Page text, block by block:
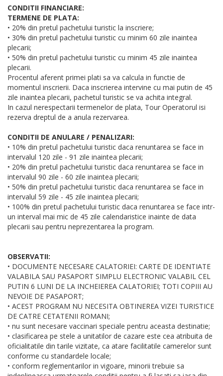
CONDITII FINANCIARE:
TERMENE DE PLATA:
• 20% din pretul pachetului turistic la inscriere;
• 30% din pretul pachetului turistic cu minim 60 zile inaintea
plecarii;
• 50% din pretul pachetului turistic cu minim 45 zile inaintea
plecarii.
Procentul aferent primei plati sa va calcula in functie de
momentul inscrierii. Daca inscrierea intervine cu mai putin de 45
zile inaintea plecarii, pachetul turistic se va achita integral.
In cazul nerespectarii termenelor de plata, Tour Operatorul isi
rezerva dreptul de a anula rezervarea.
CONDITII DE ANULARE / PENALIZARI:
• 10% din pretul pachetului turistic daca renuntarea se face in
intervalul 120 zile - 91 zile inaintea plecarii;
• 20% din pretul pachetului turistic daca renuntarea se face in
intervalul 90 zile - 60 zile inaintea plecarii;
• 50% din pretul pachetului turistic daca renuntarea se face in
intervalul 59 zile - 45 zile inaintea plecarii;
• 100% din pretul pachetului turistic daca renuntarea se face intr-
un interval mai mic de 45 zile calendaristice inainte de data
plecarii sau pentru neprezentarea la program.
OBSERVATII:
• DOCUMENTE NECESARE CALATORIEI: CARTE DE IDENTIATE
VALABILA SAU PASAPORT SIMPLU ELECTRONIC VALABIL CEL
PUTIN 6 LUNI DE LA INCHEIEREA CALATORIEI; TOTI COPIII AU
NEVOIE DE PASAPORT;
• ACEST PROGRAM NU NECESITA OBTINEREA VIZEI TURISTICE
DE CATRE CETATENII ROMANI;
• nu sunt necesare vaccinari speciale pentru aceasta destinatie;
• clasificarea pe stele a unitatilor de cazare este cea atribuita de
oficialitatile din tarile vizitate, ca atare facilitatile camerelor sunt
conforme cu standardele locale;
• conform reglementarilor in vigoare, minorii trebuie sa